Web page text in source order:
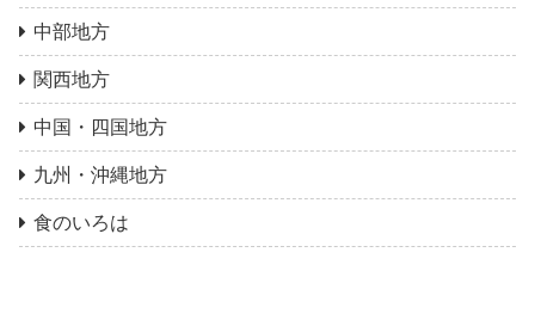
中部地方
関西地方
中国・四国地方
九州・沖縄地方
食のいろは